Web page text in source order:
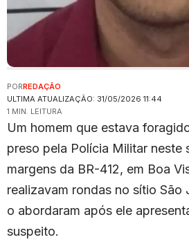
ULTIMA ATUALIZAÇÃO: 31/05/2026 11:44
PORREDAÇÃO
1 MIN. LEITURA
Um homem que estava
preso pela Polícia Militar neste
margens da BR-412, em Boa
realizavam rondas no sítio São
o abordaram após ele
suspeito.